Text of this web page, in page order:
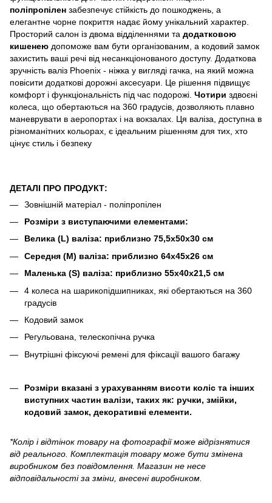
поліпропілен забезпечує стійкість до пошкоджень, а
елегантне чорне покриття надає йому унікальний характер.
Просторий салон із двома відділеннями та додатковою
кишенею допоможе вам бути організованим, а кодовий замок
захистить ваші речі від несанкціонованого доступу. Додаткова
зручність валіз Phoenix - ніжка у вигляді гачка, на який можна
повісити додаткові дорожні аксесуари. Це рішення підвищує
комфорт і функціональність під час подорожі. Чотири здвоєні
колеса, що обертаються на 360 градусів, дозволяють плавно
маневрувати в аеропортах і на вокзалах. Ця валіза, доступна в
різноманітних кольорах, є ідеальним рішенням для тих, хто
цінує стиль і безпеку
ДЕТАЛІ ПРО ПРОДУКТ:
Зовнішній матеріал - поліпропілен
Розміри з виступаючими елементами:
Велика (L) валіза: приблизно 75,5x50x30 см
Середня (M) валіза: приблизно 64x45x26 см
Маленька (S) валіза: приблизно 55x40x21,5 см
4 колеса на шарикопідшипниках, які обертаються на 360
градусів
Кодовий замок
Регульована, телескопічна ручка
Внутрішні фіксуючі ремені для фіксації вашого багажу
Розміри вказані з урахуванням висоти коліс та інших
виступних частин валізи, таких як: ручки, змійки,
кодовий замок, декоративні елементи.
*Колір і відтінок товару на фотографії може відрізнятися
від реального. Комплектація товару може бути змінена
виробником без повідомлення. Магазин не несе
відповідальності за зміни, внесені виробником.